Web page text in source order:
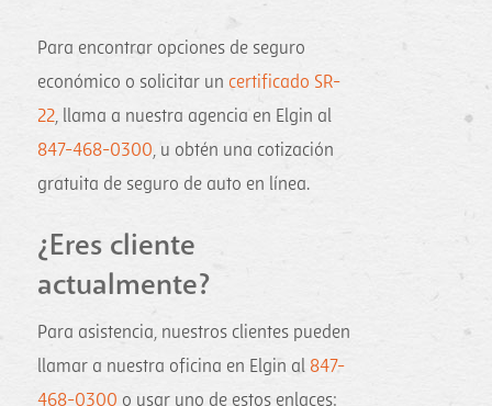
Para encontrar opciones de seguro
económico o solicitar un certificado SR-
22, llama a nuestra agencia en Elgin al
847-468-0300, u obtén una cotización
gratuita de seguro de auto en línea.
¿Eres cliente
actualmente?
Para asistencia, nuestros clientes pueden
llamar a nuestra oficina en Elgin al 847-
468-0300 o usar uno de estos enlaces: